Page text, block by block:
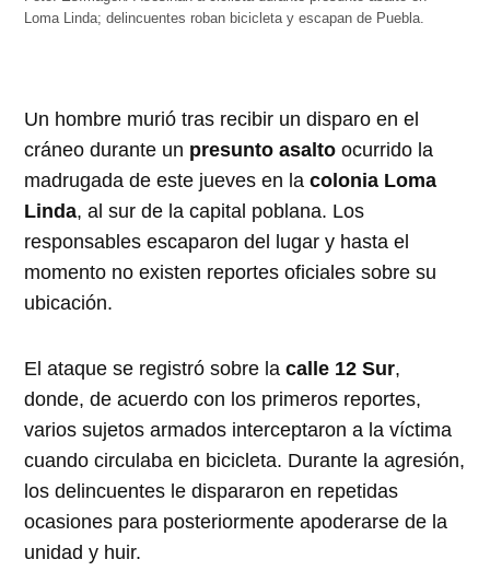
Loma Linda; delincuentes roban bicicleta y escapan de Puebla.
Un hombre murió tras recibir un disparo en el
cráneo durante un presunto asalto ocurrido la
madrugada de este jueves en lacolonia Loma
Linda, al sur de la capital poblana. Los
responsables escaparon del lugar y hasta el
momento no existen reportes oficiales sobre su
ubicación.
El ataque se registró sobre lacalle 12 Sur,
donde, de acuerdo con los primeros reportes,
varios sujetos armados interceptaron a la víctima
cuando circulaba en bicicleta. Durante la agresión,
los delincuentes le dispararon en repetidas
ocasiones para posteriormente apoderarse de la
unidad y huir.